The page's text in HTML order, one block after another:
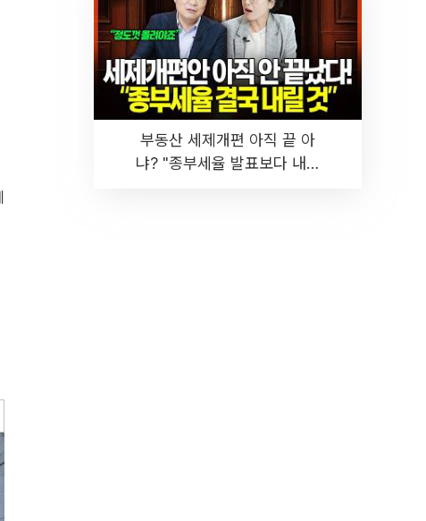
부동산 세제개편 아직 끝 아
냐? "종부세율 발표보다 내릴